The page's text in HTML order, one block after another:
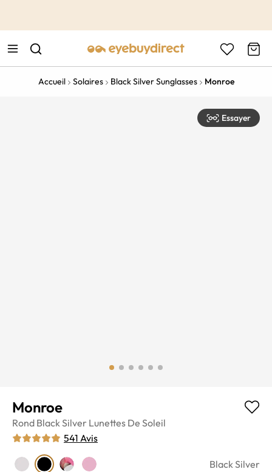
Accueil Solaires Black Silver Sunglasses Monroe
Essayer
Monroe
Rond Black Silver Lunettes De Soleil
541 Avis
Black Silver